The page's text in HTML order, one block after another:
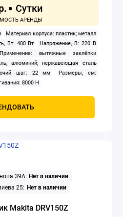
Материал корпуса: пластик; металл
Вт: 400 Вт
Напряжение, В: 220 В
Применение: вытяжные заклёпки
алюминий; нержавеющая сталь
шаг: 22 мм
Размеры, см:
8000 H
39А: Нет в наличии
25: Нет в наличии
Makita DRV150Z